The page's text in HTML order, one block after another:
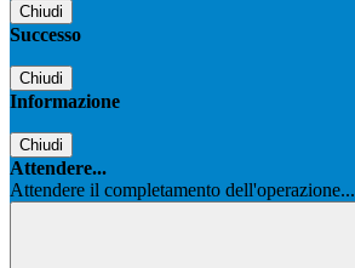
Chiudi
Successo
Chiudi
Informazione
Chiudi
Attendere...
Attendere il completamento dell'operazione...